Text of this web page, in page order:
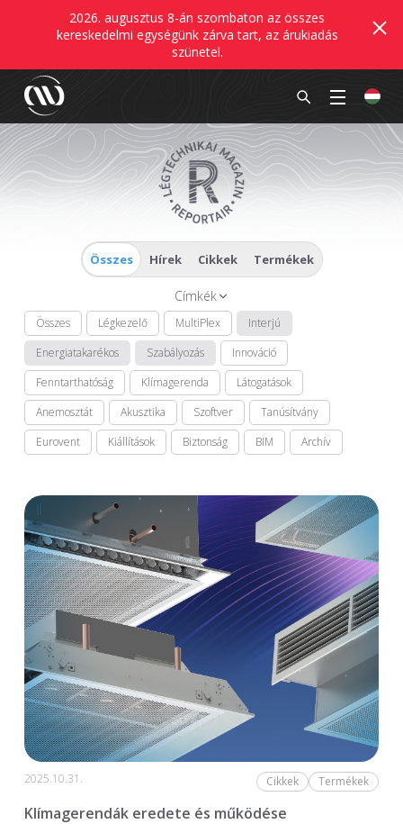
2026. augusztus 8-án szombaton az összes
kereskedelmi egységünk zárva tart, az árukiadás
szünetel.
Összes Hírek Cikkek Termékek
Címkék
Összes Légkezelő MultiPlex
Interjú
Energiatakarékos
Szabályozás
Innováció
Fenntarthatóság
Klímagerenda
Látogatások
Anemosztát
Akusztika Szoftver
Tanúsítvány
Eurovent
Kiállítások Biztonság BIM Archív
2025.10.31. Cikkek Termékek
Klímagerendák eredete és működése